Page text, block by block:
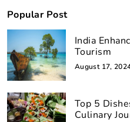
Popular Post
India
Tourism
August 17,
Top 5
Culinary